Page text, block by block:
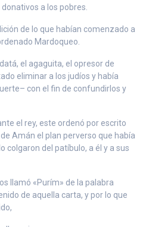
a los pobres.
de lo que habían comenzado a
Mardoqueo.
el agaguita, el opresor de
eliminar a los judíos y había
con el fin de confundirlos y
el rey, este ordenó por escrito
Amán el plan perverso que había
colgaron del patíbulo, a él y a sus
llamó «Purím» de la palabra
de aquella carta, y por lo que